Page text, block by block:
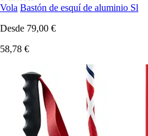
Vola Bastón de esquí de aluminio Sl
Desde 79,00 €
58,78 €